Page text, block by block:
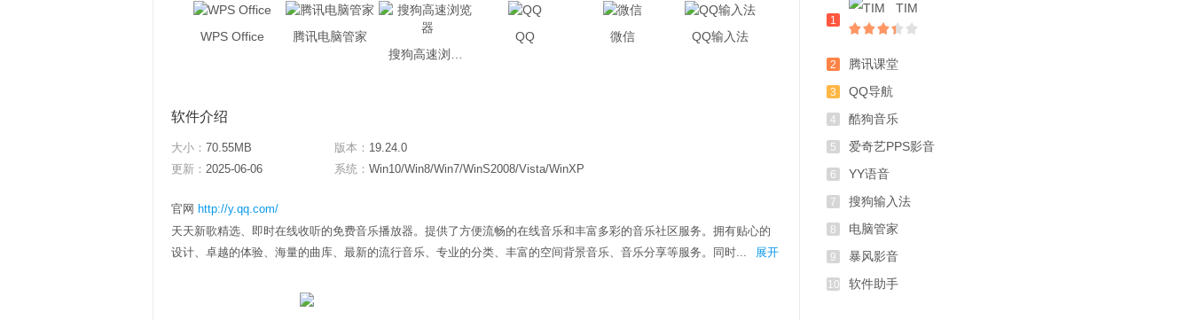
WPS Office
腾讯电脑管家
QQ 微信 QQ输入法
软件介绍
大小： 70.55MB 版本： 19.24.0
更新： 2025-06-06 系统： Win10/Win8/Win7/WinS2008/Vista/WinXP
官网 http://y.qq.com/
天天新歌精选、即时在线收听的免费音乐播放器。提供了方便流畅的在线音乐和丰富多彩的音乐社区服务。拥有贴心的
设计、卓越的体验、海量的曲库、最新的流行音乐、专业的分类、丰富的空间背景音乐、音乐分享等服务。同时...
展开
1
TIM
2 腾讯课堂
3 QQ导航
4 酷狗音乐
5 爱奇艺PPS影音
6 YY语音
7 搜狗输入法
8 电脑管家
9 暴风影音
10 软件助手